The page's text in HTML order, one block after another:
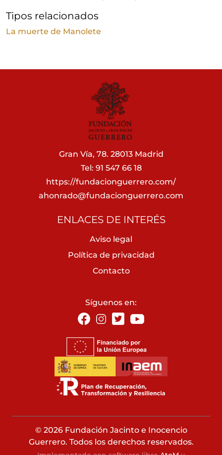
Tipos relacionados
La muerte de Manolete
Gran Vía, 78. 28013 Madrid
Tel: 91 547 66 18
https://fundacionguerrero.com/
ahonrado@fundacionguerrero.com
ENLACES DE INTERÉS
Aviso legal
Política de privacidad
Contacto
Síguenos en:
© 2026 Fundación Jacinto e Inocencio
Guerrero. Todos los derechos reservados.